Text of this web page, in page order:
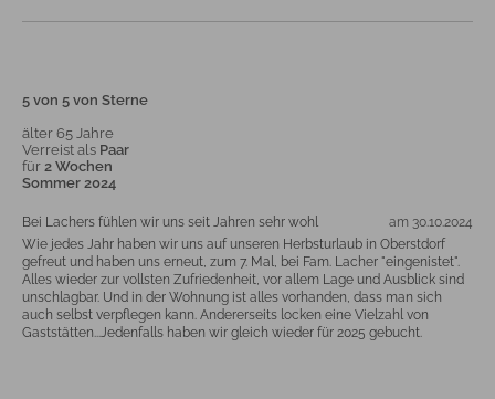
5 von 5 von Sterne
älter 65 Jahre
Verreist als Paar
für 2 Wochen
Sommer 2024
am 30.10.2024
Bei Lachers fühlen wir uns seit Jahren sehr wohl
Wie jedes Jahr haben wir uns auf unseren Herbsturlaub in Oberstdorf
gefreut und haben uns erneut, zum 7. Mal, bei Fam. Lacher "eingenistet".
Alles wieder zur vollsten Zufriedenheit, vor allem Lage und Ausblick sind
unschlagbar. Und in der Wohnung ist alles vorhanden, dass man sich
auch selbst verpflegen kann. Andererseits locken eine Vielzahl von
Gaststätten...Jedenfalls haben wir gleich wieder für 2025 gebucht.